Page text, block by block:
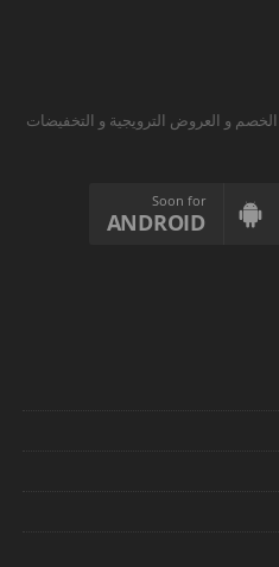
و العروض الترويجية و التخفيضات
Soon for
ANDROID